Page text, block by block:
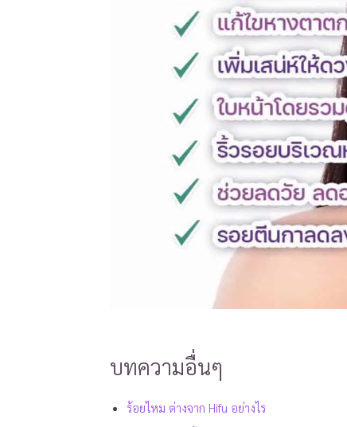
บทความอื่นๆ
ร้อยไหม ต่างจาก Hifu อย่างไร